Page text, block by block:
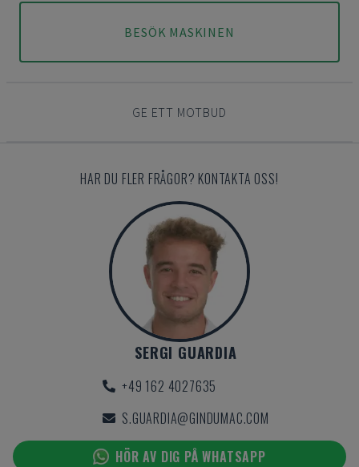
BESÖK MASKINEN
GE ETT MOTBUD
HAR DU FLER FRÅGOR? KONTAKTA OSS!
SERGI GUARDIA
+49 162 4027635
S.GUARDIA@GINDUMAC.COM
HÖR AV DIG PÅ WHATSAPP